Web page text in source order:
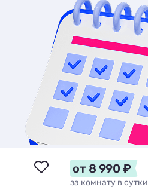
от 8 990 ₽
за комнату в сутки